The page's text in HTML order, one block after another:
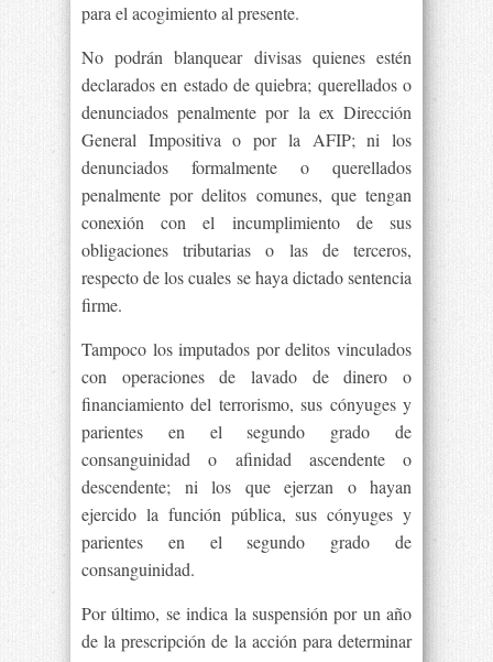
para el acogimiento al presente.
No podrán blanquear divisas quienes estén
declarados en estado de quiebra; querellados o
denunciados penalmente por la ex Dirección
General Impositiva o por la AFIP; ni los
denunciados formalmente o querellados
penalmente por delitos comunes, que tengan
conexión con el incumplimiento de sus
obligaciones tributarias o las de terceros,
respecto de los cuales se haya dictado sentencia
firme.
Tampoco los imputados por delitos vinculados
con operaciones de lavado de dinero o
financiamiento del terrorismo, sus cónyuges y
parientes en el segundo grado de
consanguinidad o afinidad ascendente o
descendente; ni los que ejerzan o hayan
ejercido la función pública, sus cónyuges y
parientes en el segundo grado de
consanguinidad.
Por último, se indica la suspensión por un año
de la prescripción de la acción para determinar